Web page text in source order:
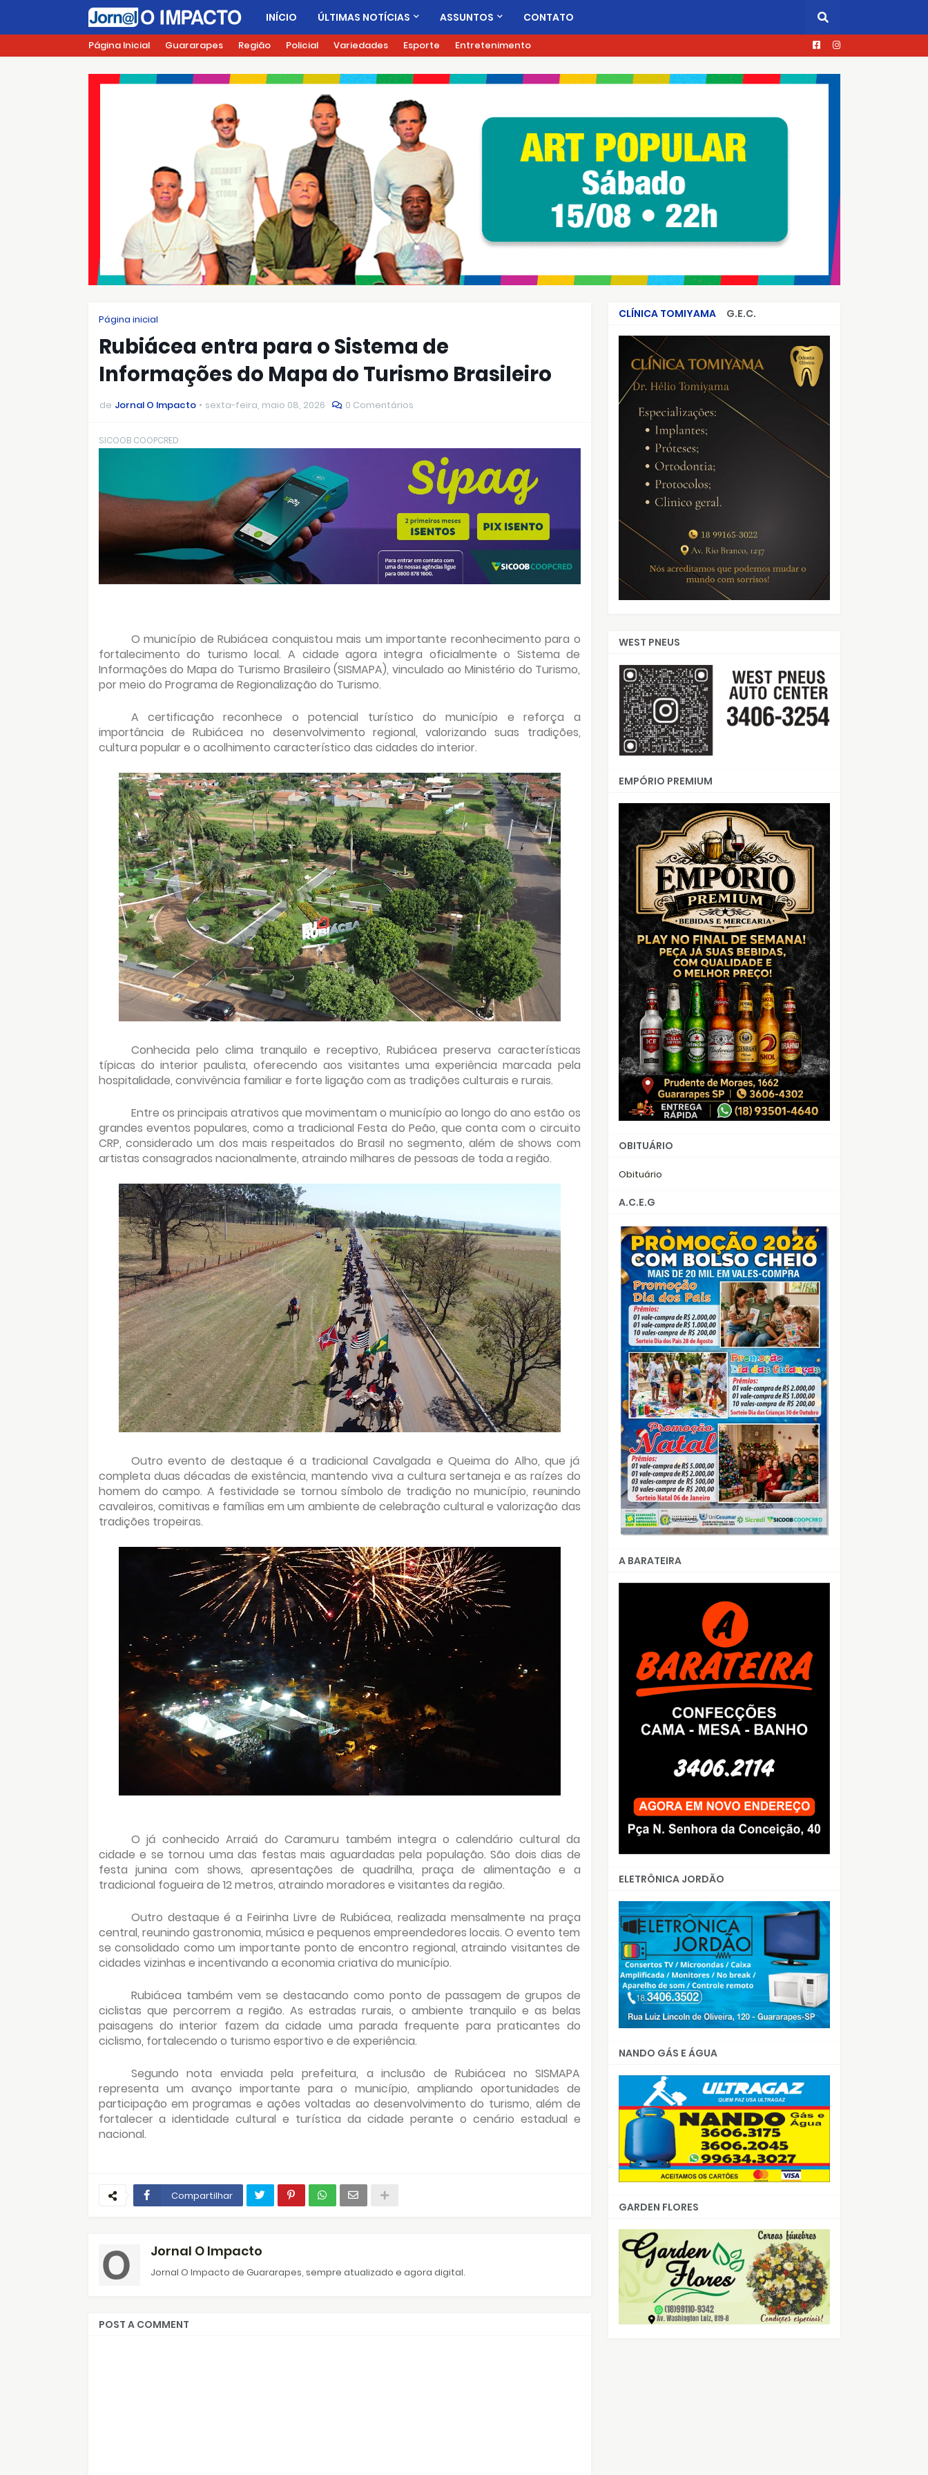
INÍCIO ÚLTIMAS NOTÍCIAS ASSUNTOS CONTATO
Página Inicial Guararapes Região Policial Variedades Esporte Entretenimento
Página inicial
Rubiácea entra para o Sistema de
Informações do Mapa do Turismo Brasileiro
de Jornal O Impacto sexta-feira, maio 08, 2026 0 Comentários
SICOOB COOPCRED
O município de Rubiácea conquistou mais um importante reconhecimento para o
fortalecimento do turismo local. A cidade agora integra oficialmente o Sistema de
Informações do Mapa do Turismo Brasileiro (SISMAPA), vinculado ao Ministério do Turismo,
por meio do Programa de Regionalização do Turismo.
A certificação reconhece o potencial turístico do município e reforça a
importância de Rubiácea no desenvolvimento regional, valorizando suas tradições,
cultura popular e o acolhimento característico das cidades do interior.
Conhecida pelo clima tranquilo e receptivo, Rubiácea preserva características
típicas do interior paulista, oferecendo aos visitantes uma experiência marcada pela
hospitalidade, convivência familiar e forte ligação com as tradições culturais e rurais.
Entre os principais atrativos que movimentam o município ao longo do ano estão os
grandes eventos populares, como a tradicional Festa do Peão, que conta com o circuito
CRP, considerado um dos mais respeitados do Brasil no segmento, além de shows com
artistas consagrados nacionalmente, atraindo milhares de pessoas de toda a região.
Outro evento de destaque é a tradicional Cavalgada e Queima do Alho, que já
completa duas décadas de existência, mantendo viva a cultura sertaneja e as raízes do
homem do campo. A festividade se tornou símbolo de tradição no município, reunindo
cavaleiros, comitivas e famílias em um ambiente de celebração cultural e valorização das
tradições tropeiras.
O já conhecido Arraiá do Caramuru também integra o calendário cultural da
cidade e se tornou uma das festas mais aguardadas pela população. São dois dias de
festa junina com shows, apresentações de quadrilha, praça de alimentação e a
tradicional fogueira de 12 metros, atraindo moradores e visitantes da região.
Outro destaque é a Feirinha Livre de Rubiácea, realizada mensalmente na praça
central, reunindo gastronomia, música e pequenos empreendedores locais. O evento tem
se consolidado como um importante ponto de encontro regional, atraindo visitantes de
cidades vizinhas e incentivando a economia criativa do município.
Rubiácea também vem se destacando como ponto de passagem de grupos de
ciclistas que percorrem a região. As estradas rurais, o ambiente tranquilo e as belas
paisagens do interior fazem da cidade uma parada frequente para praticantes do
ciclismo, fortalecendo o turismo esportivo e de experiência.
Segundo nota enviada pela prefeitura, a inclusão de Rubiácea no SISMAPA
representa um avanço importante para o município, ampliando oportunidades de
participação em programas e ações voltadas ao desenvolvimento do turismo, além de
fortalecer a identidade cultural e turística da cidade perante o cenário estadual e
nacional.
Compartilhar
Jornal O Impacto
Jornal O Impacto de Guararapes, sempre atualizado e agora digital.
POST A COMMENT
CLÍNICA TOMIYAMA
G.E.C.
CRIMES QUE ABALARAM O BRASIL
WEST PNEUS
EMPÓRIO PREMIUM
OBITUÁRIO
Obituário
A.C.E.G
A BARATEIRA
ELETRÔNICA JORDÃO
NANDO GÁS E ÁGUA
GARDEN FLORES